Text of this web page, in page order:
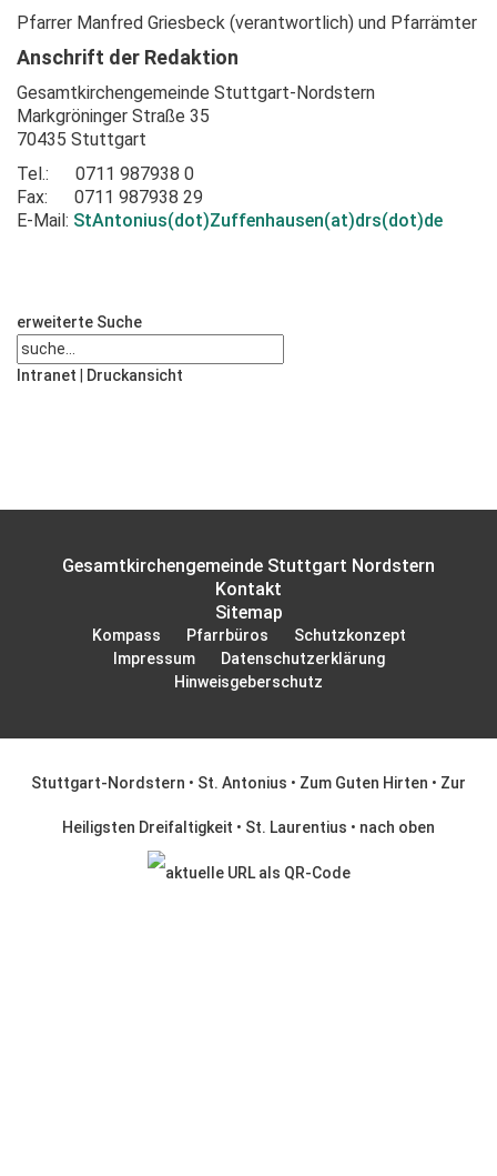
Pfarrer Manfred Griesbeck (verantwortlich) und Pfarrämter
Anschrift der Redaktion
Gesamtkirchengemeinde Stuttgart-Nordstern
Markgröninger Straße 35
70435 Stuttgart
Tel.: 0711 987938 0
Fax: 0711 987938 29
E-Mail: StAntonius(dot)Zuffenhausen(at)drs(dot)de
erweiterte Suche
Intranet Druckansicht
Gesamtkirchengemeinde Stuttgart Nordstern
Kontakt
Sitemap
Kompass Pfarrbüros
Schutzkonzept
Impressum
Datenschutzerklärung
Hinweisgeberschutz
Stuttgart-Nordstern • St. Antonius • Zum Guten Hirten • Zur
Heiligsten Dreifaltigkeit • St. Laurentius • nach oben